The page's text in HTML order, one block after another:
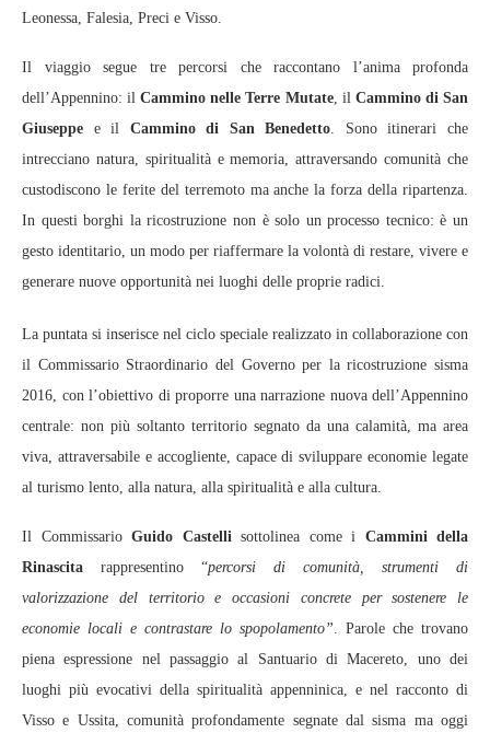
Leonessa, Falesia, Preci e Visso.
Il viaggio segue tre percorsi che raccontano l’anima profonda
dell’Appennino: il Cammino nelle Terre Mutate, il Cammino di San
Giuseppe e il Cammino di San Benedetto. Sono itinerari che
intrecciano natura, spiritualità e memoria, attraversando comunità che
custodiscono le ferite del terremoto ma anche la forza della ripartenza.
In questi borghi la ricostruzione non è solo un processo tecnico: è un
gesto identitario, un modo per riaffermare la volontà di restare, vivere e
generare nuove opportunità nei luoghi delle proprie radici.
La puntata si inserisce nel ciclo speciale realizzato in collaborazione con
il Commissario Straordinario del Governo per la ricostruzione sisma
2016, con l’obiettivo di proporre una narrazione nuova dell’Appennino
centrale: non più soltanto territorio segnato da una calamità, ma area
viva, attraversabile e accogliente, capace di sviluppare economie legate
al turismo lento, alla natura, alla spiritualità e alla cultura.
Il Commissario Guido Castellisottolinea come i Cammini della
Rinascita rappresentino “percorsi di comunità, strumenti di
valorizzazione del territorio e occasioni concrete per sostenere le
economie locali e contrastare lo spopolamento”. Parole che trovano
piena espressione nel passaggio al Santuario di Macereto, uno dei
luoghi più evocativi della spiritualità appenninica, e nel racconto di
Visso e Ussita, comunità profondamente segnate dal sisma ma oggi